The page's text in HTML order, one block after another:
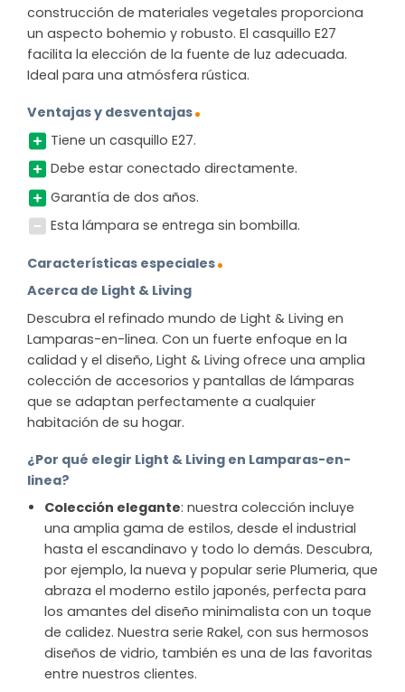
construcción de materiales vegetales proporciona
un aspecto bohemio y robusto. El casquillo E27
facilita la elección de la fuente de luz adecuada.
Ideal para una atmósfera rústica.
Ventajas y desventajas
Tiene un casquillo E27.
Debe estar conectado directamente.
Garantía de dos años.
Esta lámpara se entrega sin bombilla.
Características especiales
Acerca de Light & Living
Descubra el refinado mundo de Light & Living en
Lamparas-en-linea. Con un fuerte enfoque en la
calidad y el diseño, Light & Living ofrece una amplia
colección de accesorios y pantallas de lámparas
que se adaptan perfectamente a cualquier
habitación de su hogar.
¿Por qué elegir Light & Living en Lamparas-en-
linea?
Colección elegante: nuestra colección incluye
una amplia gama de estilos, desde el industrial
hasta el escandinavo y todo lo demás. Descubra,
por ejemplo, la nueva y popular serie Plumeria, que
abraza el moderno estilo japonés, perfecta para
los amantes del diseño minimalista con un toque
de calidez. Nuestra serie Rakel, con sus hermosos
diseños de vidrio, también es una de las favoritas
entre nuestros clientes.